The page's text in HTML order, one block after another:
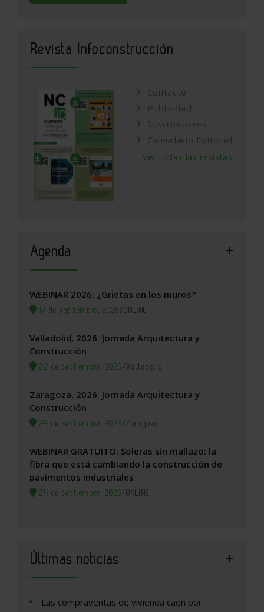
Revista Infoconstrucción
Contacto
Publicidad
Suscripciones
Calendario Editorial
Ver todas las revistas
Agenda
WEBINAR 2026: ¿Grietas en los muros?
17 de septiembre, 2026/ONLINE
Valladolid, 2026. Jornada Arquitectura y
Construcción
22 de septiembre, 2026/Valladolid
Zaragoza, 2026. Jornada Arquitectura y
Construcción
24 de septiembre, 2026/Zaragoza
WEBINAR GRATUITO: Soleras sin mallazo: la
fibra que está cambiando la construcción de
pavimentos industriales
24 de septiembre, 2026/ONLINE
Últimas noticias
Las compraventas de vivienda caen por